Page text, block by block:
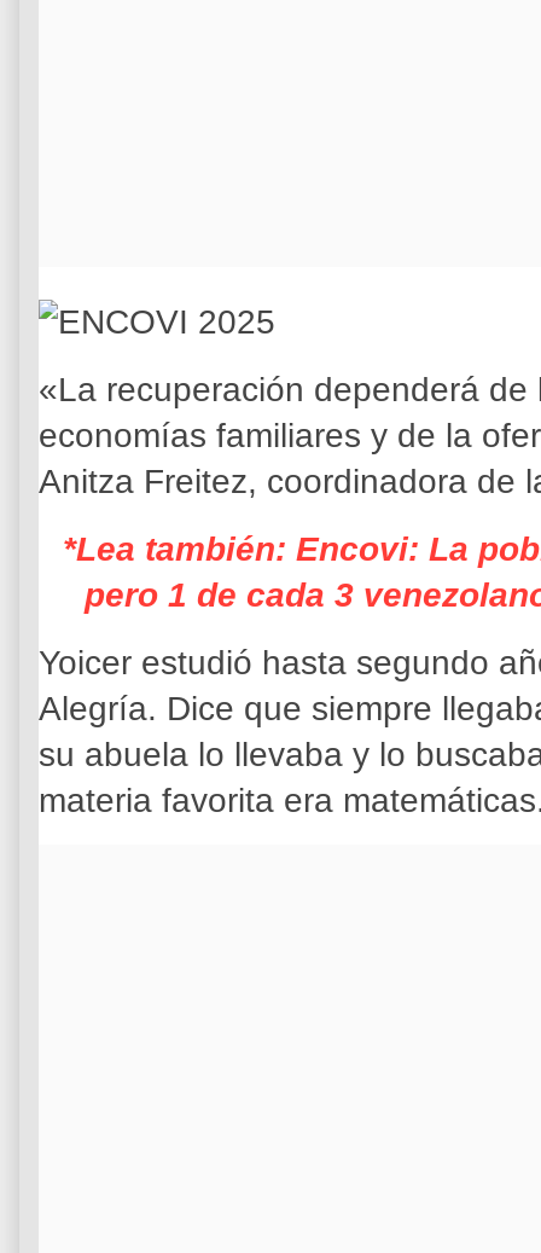
«La recuperación dependerá de
economías familiares y de la
Anitza Freitez, coordinadora de
*Lea también: Encovi: La
pero 1 de cada 3
Yoicer estudió hasta segundo
Alegría. Dice que siempre
su abuela lo llevaba y lo
materia favorita era